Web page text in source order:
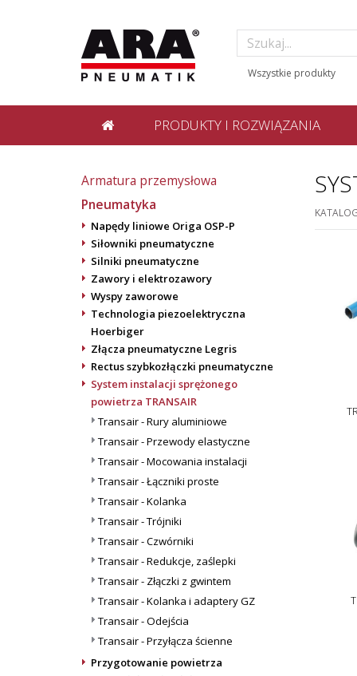
PRODUKTY I ROZWIĄZANIA
Armatura przemysłowa
Pneumatyka
Napędy liniowe Origa OSP-P
Siłowniki pneumatyczne
Silniki pneumatyczne
Zawory i elektrozawory
Wyspy zaworowe
Technologia piezoelektryczna
Hoerbiger
Złącza pneumatyczne Legris
Rectus szybkozłączki pneumatyczne
System instalacji sprężonego
powietrza TRANSAIR
Transair - Rury aluminiowe
Transair - Przewody elastyczne
Transair - Mocowania instalacji
Transair - Łączniki proste
Transair - Kolanka
Transair - Trójniki
Transair - Czwórniki
Transair - Redukcje, zaślepki
Transair - Złączki z gwintem
Transair - Kolanka i adaptery GZ
Transair - Odejścia
Transair - Przyłącza ścienne
Przygotowanie powietrza